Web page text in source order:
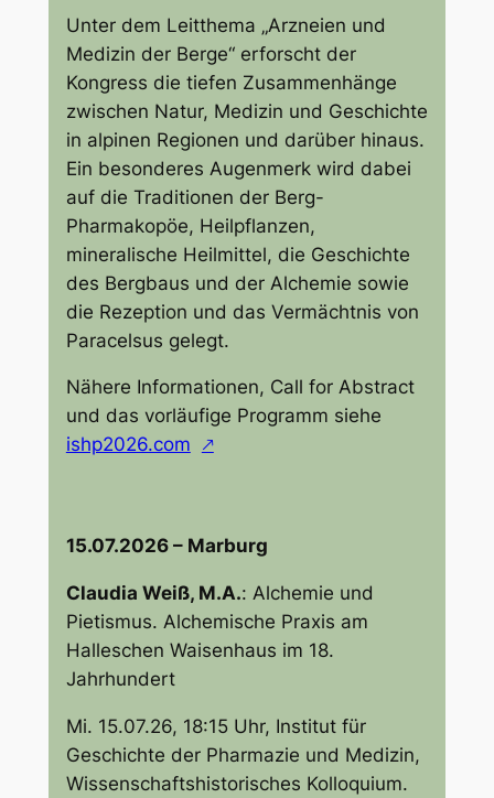
Unter dem Leitthema „Arzneien und
Medizin der Berge“ erforscht der
Kongress die tiefen Zusammenhänge
zwischen Natur, Medizin und Geschichte
in alpinen Regionen und darüber hinaus.
Ein besonderes Augenmerk wird dabei
auf die Traditionen der Berg-
Pharmakopöe, Heilpflanzen,
mineralische Heilmittel, die Geschichte
des Bergbaus und der Alchemie sowie
die Rezeption und das Vermächtnis von
Paracelsus gelegt.
Nähere Informationen, Call for Abstract
und das vorläufige Programm siehe
ishp2026.com
15.07.2026 – Marburg
Claudia Weiß, M.A.: Alchemie und
Pietismus. Alchemische Praxis am
Halleschen Waisenhaus im 18.
Jahrhundert
Mi. 15.07.26, 18:15 Uhr, Institut für
Geschichte der Pharmazie und Medizin,
Wissenschaftshistorisches Kolloquium.